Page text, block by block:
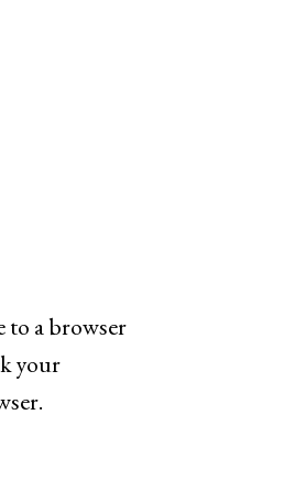
a browser
your